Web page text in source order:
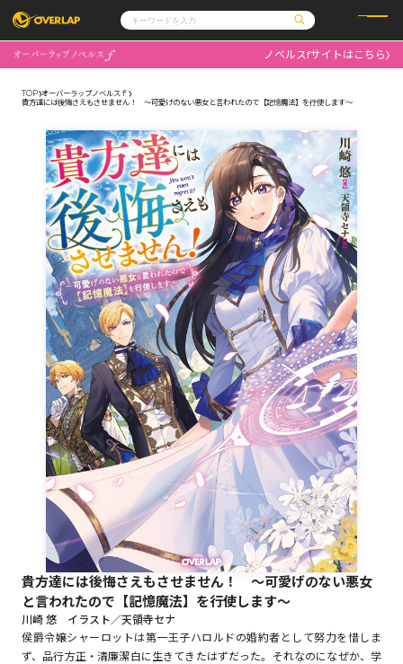
コミックガルド
コミッククリエ
LiQulle
ノベルス
ノベルスf
コミックエッセイ
ポケットモンスター
アニメ
ゲーム
OVERLAP STORE
オーバーラップ広報室
企業
会社概要
採用情報
アクセス
オーバーラップホールディングス
お問い合わせはこちら
オーバーラップ文庫
オーバーラップノベルス
オーバーラップノベルスf
ロサージュノベルス
コミックガルド
コミッククリエ
ノベルスfサイトはこちら
TOP オーバーラップノベルスｆ
貴方達には後悔さえもさせません！ ～可愛げのない悪女と言われたので【記憶魔法】を行使します～
貴方達には後悔さえもさせません！ ～可愛げのない悪女
と言われたので【記憶魔法】を行使します～
川崎 悠 イラスト／天領寺セナ
侯爵令嬢シャーロットは第一王子ハロルドの婚約者として努力を惜しま
ず、品行方正・清廉潔白に生きてきたはずだった。それなのになぜか、学